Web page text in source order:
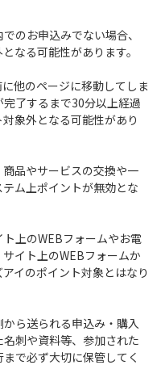
のお申込みでない場合、
なる可能性があります。
他のページに移動してしま
了するまで30分以上経過
象外となる可能性があり
品やサービスの交換や一
ム上ポイントが無効とな
上のWEBフォームやお電
イト上のWEBフォームか
イのポイント対象とはなり
ら送られる申込み・購入
刺や資料等、参加された
で必ず大切に保管してく